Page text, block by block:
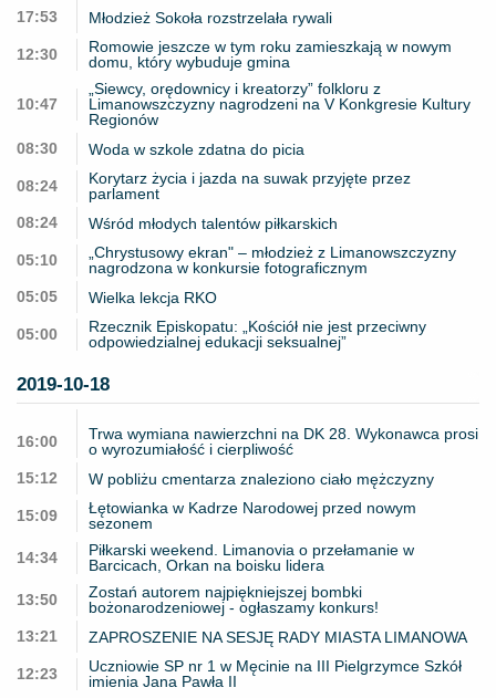
17:53 Młodzież Sokoła rozstrzelała rywali
12:30
Romowie jeszcze w tym roku zamieszkają w nowym
domu, który wybuduje gmina
10:47
„Siewcy, orędownicy i kreatorzy” folkloru z
Limanowszczyzny nagrodzeni na V Konkgresie Kultury
Regionów
08:30
Woda w szkole zdatna do picia
08:24
Korytarz życia i jazda na suwak przyjęte przez
parlament
08:24
Wśród młodych talentów piłkarskich
05:10
„Chrystusowy ekran" – młodzież z Limanowszczyzny
nagrodzona w konkursie fotograficznym
05:05
Wielka lekcja RKO
05:00
Rzecznik Episkopatu: „Kościół nie jest przeciwny
odpowiedzialnej edukacji seksualnej”
2019-10-18
16:00
Trwa wymiana nawierzchni na DK 28. Wykonawca prosi
o wyrozumiałość i cierpliwość
15:12
W pobliżu cmentarza znaleziono ciało mężczyzny
15:09
Łętowianka w Kadrze Narodowej przed nowym
sezonem
14:34
Piłkarski weekend. Limanovia o przełamanie w
Barcicach, Orkan na boisku lidera
13:50
Zostań autorem najpiękniejszej bombki
bożonarodzeniowej - ogłaszamy konkurs!
13:21
ZAPROSZENIE NA SESJĘ RADY MIASTA LIMANOWA
12:23
Uczniowie SP nr 1 w Męcinie na III Pielgrzymce Szkół
imienia Jana Pawła II